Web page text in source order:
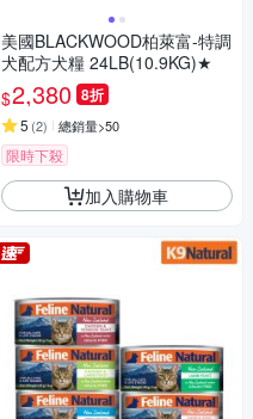
美國BLACKWOOD柏萊富-特調
犬配方犬糧 24LB(10.9KG)★
$2,380 8折
5 (2) 總銷量>50
限時下殺
加入購物車